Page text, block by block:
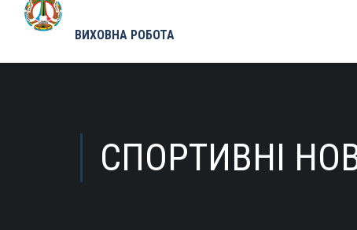
ВИХОВНА РОБОТА
СПОРТИВНІ